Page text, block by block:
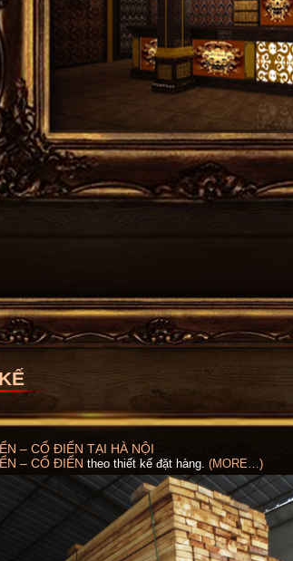
– CỔ ĐIỂN TẠI HÀ NỘI
– CỔ ĐIỂN theo thiết kế đặt hàng. (MORE…)